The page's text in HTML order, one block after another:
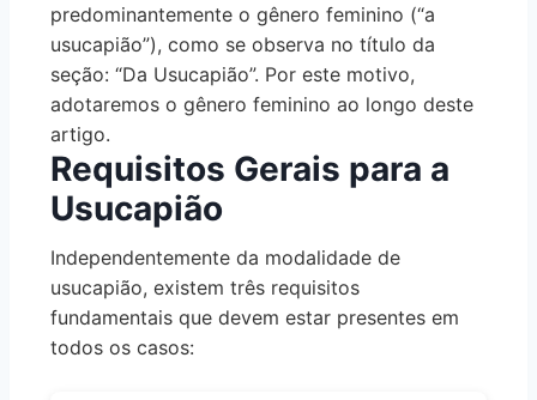
predominantemente o gênero feminino (“a
usucapião”), como se observa no título da
seção: “Da Usucapião”. Por este motivo,
adotaremos o gênero feminino ao longo deste
artigo.
Requisitos Gerais para a
Usucapião
Independentemente da modalidade de
usucapião, existem três requisitos
fundamentais que devem estar presentes em
todos os casos: